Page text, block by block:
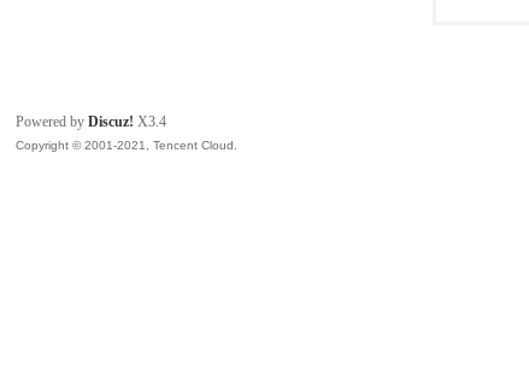
Powered byDiscuz! X3.4
Copyright © 2001-2021, Tencent Cloud.